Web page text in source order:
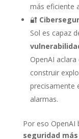
más eficiente
🔐
Sol es capaz
OpenAI
construir
precisamente
alarmas.
Por eso OpenAI
seguridad